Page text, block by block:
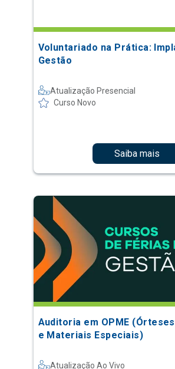
Voluntariado na Prática:
Gestão
Atualização Presencial
Curso Novo
Saiba mais
Auditoria em OPME
e Materiais Especiais)
Atualização Ao Vivo